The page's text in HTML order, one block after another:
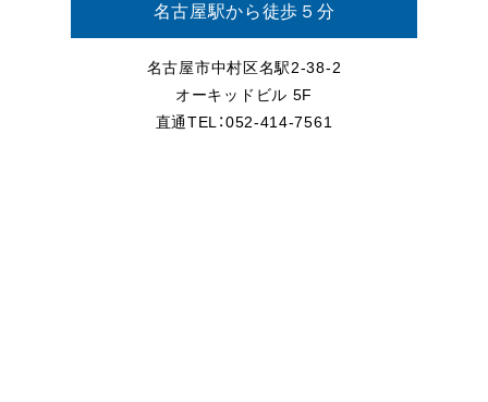
名古屋駅から徒歩５分
名古屋市中村区名駅2-38-2
オーキッドビル 5F
直通TEL：052-414-7561